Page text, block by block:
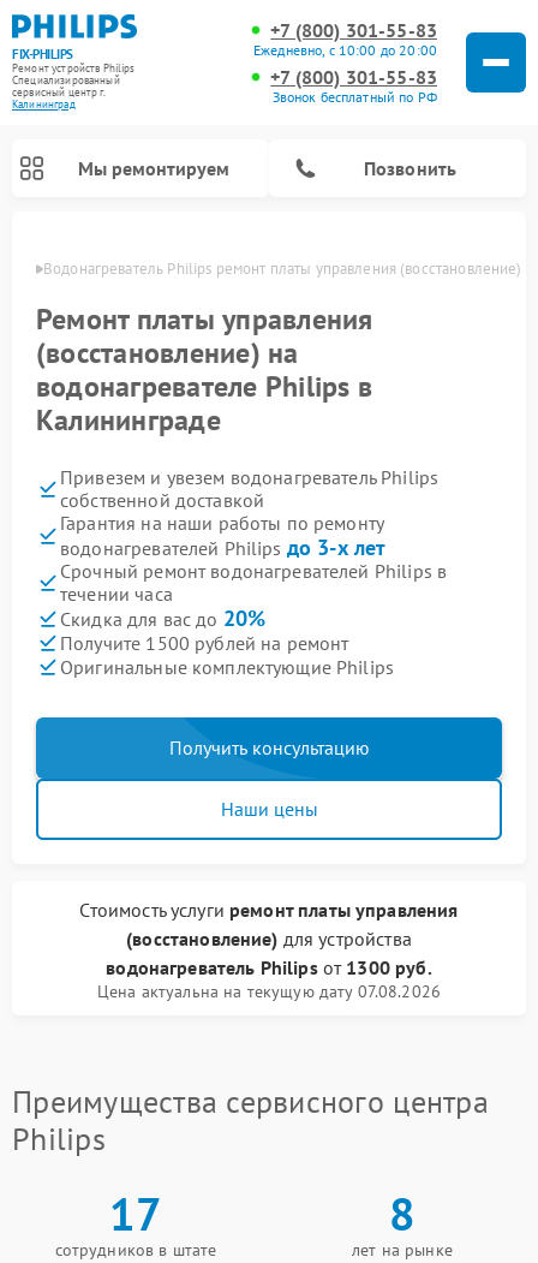
FIX-PHILIPS
Ремонт устройств Philips
Специализированный
cервисный центр г.
Калининград
+7 (800) 301-55-83
Ежедневно, с 10:00 до 20:00
+7 (800) 301-55-83
Звонок бесплатный по РФ
Мы ремонтируем Позвонить
Водонагреватель Philips ремонт платы управления (восстановление)
Ремонт платы управления
(восстановление) на
водонагревателе Philips в
Калининграде
Привезем и увезем водонагреватель Philips
собственной доставкой
Гарантия на наши работы по ремонту
водонагревателей Philips до 3-х лет
Срочный ремонт водонагревателей Philips в
течении часа
Скидка для вас до 20%
Получите 1500 рублей на ремонт
Оригинальные комплектующие Philips
Получить консультацию
Наши цены
Стоимость услуги ремонт платы управления
(восстановление) для устройства
водонагреватель Philipsот 1300 руб.
Цена актуальна на текущую дату 07.08.2026
Преимущества сервисного центра
Philips
17
сотрудников в штате
8
лет на рынке